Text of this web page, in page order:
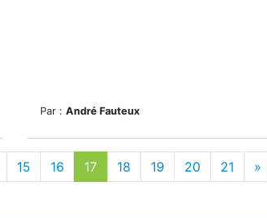
Par : André Fauteux
15 16 17 18 19 20 21 »